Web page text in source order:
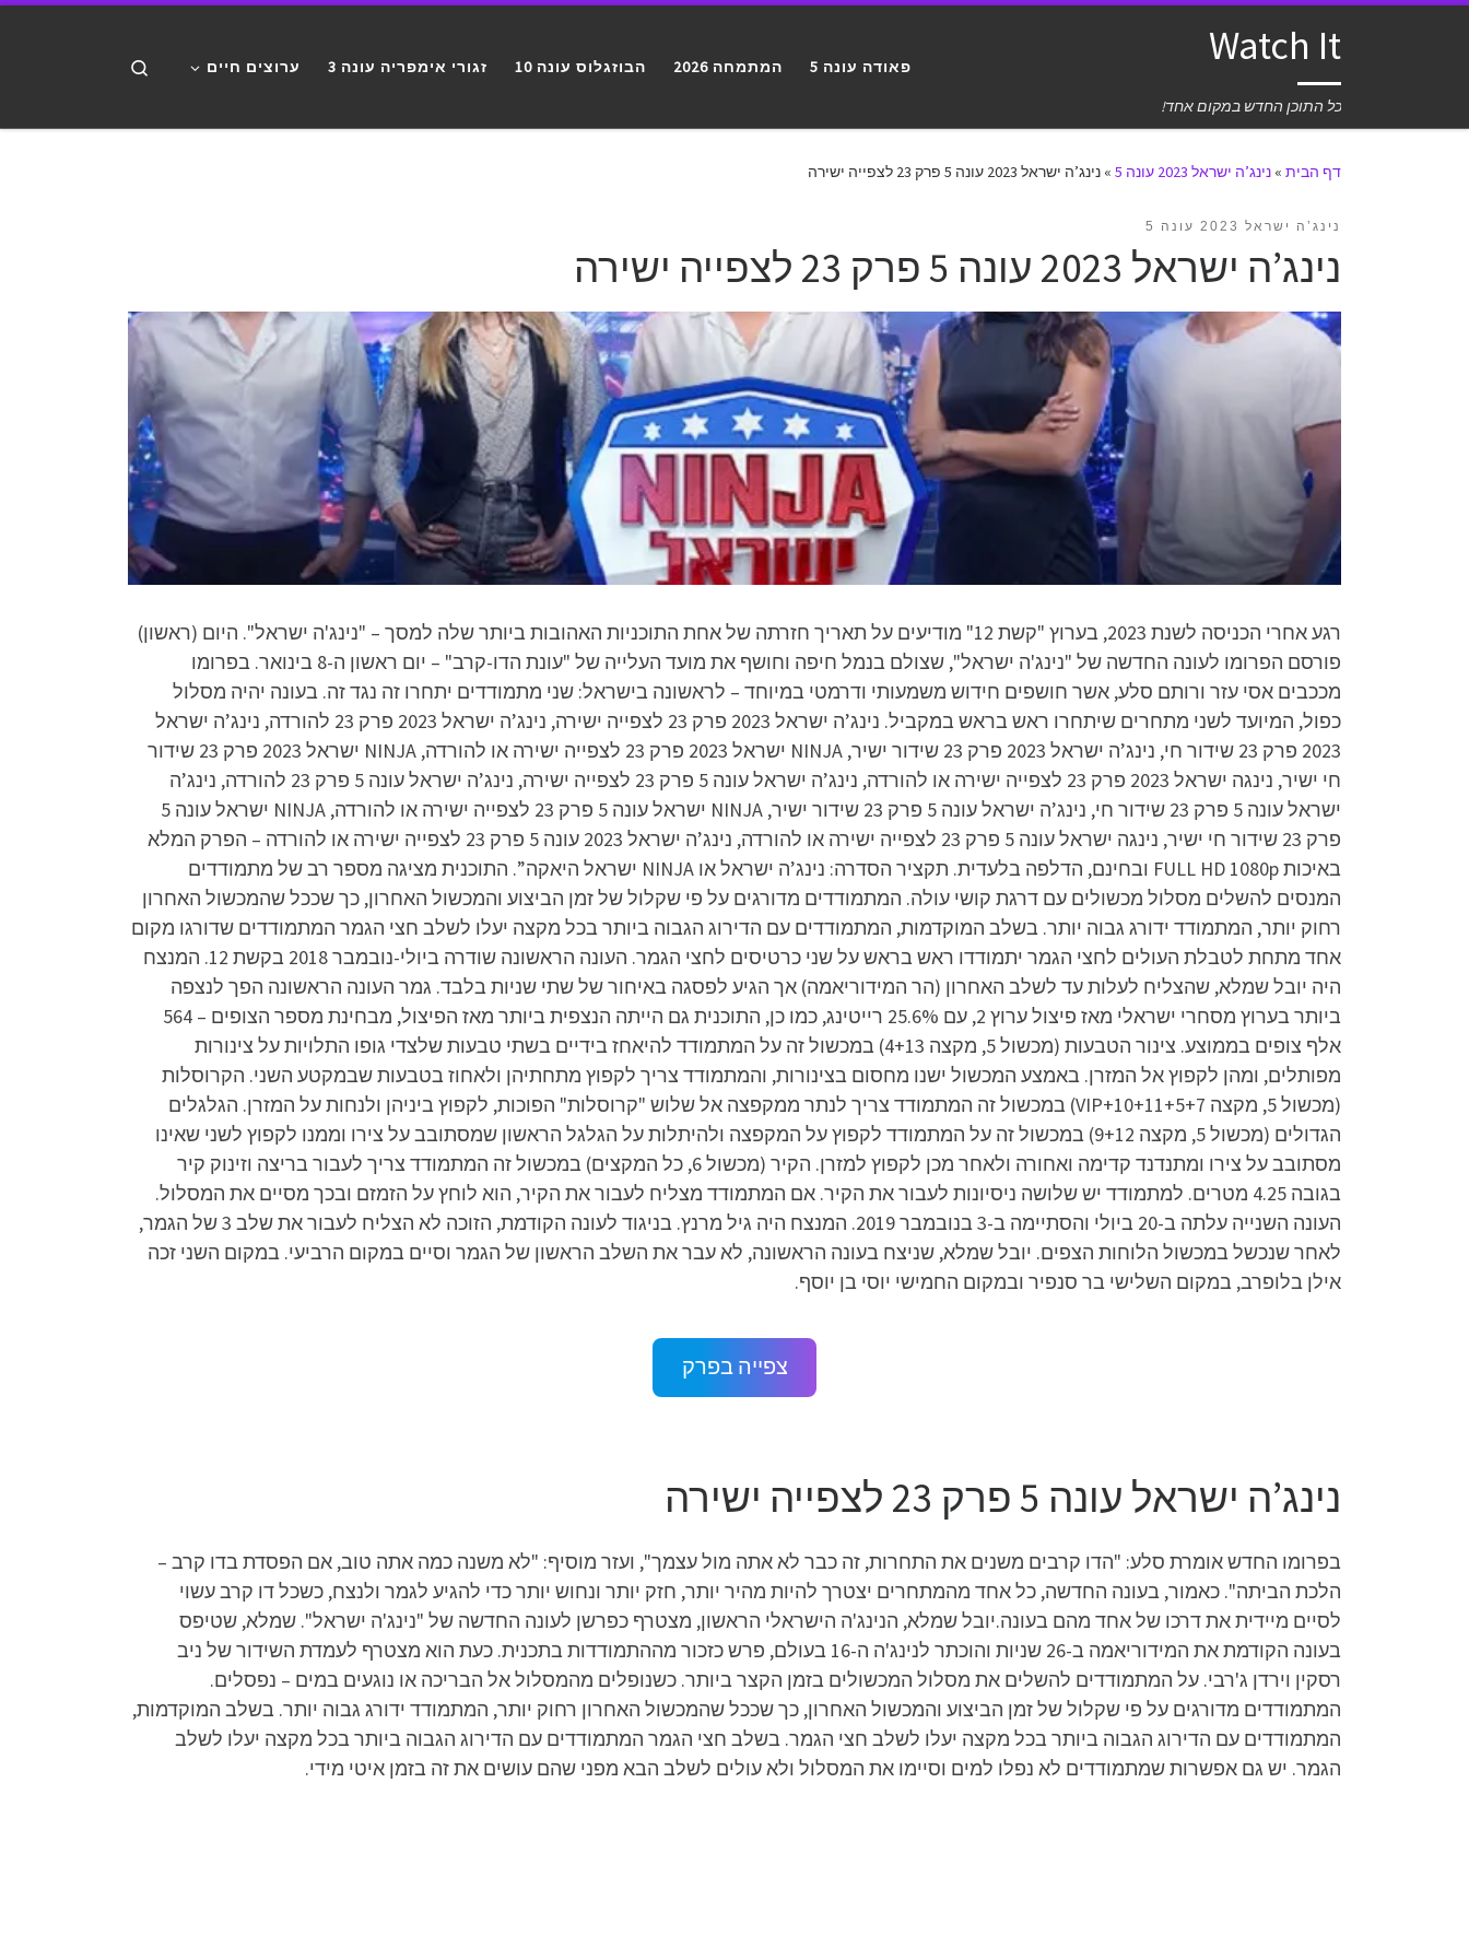
Watch It
כל התוכן החדש במקום אחד!
פאודה עונה 5 המתמחה 2026 הבוזגלוס עונה 10 זגורי אימפריה עונה 3 ערוצים חיים
דף הבית » נינג’ה ישראל 2023 עונה 5 » נינג’ה ישראל 2023 עונה 5 פרק 23 לצפייה ישירה
נינג’ה ישראל 2023 עונה 5
נינג’ה ישראל 2023 עונה 5 פרק 23 לצפייה ישירה
רגע אחרי הכניסה לשנת 2023, בערוץ "קשת 12" מודיעים על תאריך חזרתה של אחת התוכניות האהובות ביותר שלה למסך – "נינג'ה ישראל". היום (ראשון)
פורסם הפרומו לעונה החדשה של "נינג'ה ישראל", שצולם בנמל חיפה וחושף את מועד העלייה של "עונת הדו-קרב" – יום ראשון ה-8 בינואר. בפרומו
מככבים אסי עזר ורותם סלע, אשר חושפים חידוש משמעותי ודרמטי במיוחד – לראשונה בישראל: שני מתמודדים יתחרו זה נגד זה. בעונה יהיה מסלול
כפול, המיועד לשני מתחרים שיתחרו ראש בראש במקביל. נינג’ה ישראל 2023 פרק 23 לצפייה ישירה, נינג’ה ישראל 2023 פרק 23 להורדה, נינג’ה ישראל
2023 פרק 23 שידור חי, נינג’ה ישראל 2023 פרק 23 שידור ישיר, NINJA ישראל 2023 פרק 23 לצפייה ישירה או להורדה, NINJA ישראל 2023 פרק 23 שידור
חי ישיר, נינגה ישראל 2023 פרק 23 לצפייה ישירה או להורדה, נינג’ה ישראל עונה 5 פרק 23 לצפייה ישירה, נינג’ה ישראל עונה 5 פרק 23 להורדה, נינג’ה
ישראל עונה 5 פרק 23 שידור חי, נינג’ה ישראל עונה 5 פרק 23 שידור ישיר, NINJA ישראל עונה 5 פרק 23 לצפייה ישירה או להורדה, NINJA ישראל עונה 5
פרק 23 שידור חי ישיר, נינגה ישראל עונה 5 פרק 23 לצפייה ישירה או להורדה, נינג’ה ישראל 2023 עונה 5 פרק 23 לצפייה ישירה או להורדה – הפרק המלא
באיכות FULL HD 1080p ובחינם, הדלפה בלעדית. תקציר הסדרה: נינג’ה ישראל או NINJA ישראל היאקה”. התוכנית מציגה מספר רב של מתמודדים
המנסים להשלים מסלול מכשולים עם דרגת קושי עולה. המתמודדים מדורגים על פי שקלול של זמן הביצוע והמכשול האחרון, כך שככל שהמכשול האחרון
רחוק יותר, המתמודד ידורג גבוה יותר. בשלב המוקדמות, המתמודדים עם הדירוג הגבוה ביותר בכל מקצה יעלו לשלב חצי הגמר המתמודדים שדורגו מקום
אחד מתחת לטבלת העולים לחצי הגמר יתמודדו ראש בראש על שני כרטיסים לחצי הגמר. העונה הראשונה שודרה ביולי-נובמבר 2018 בקשת 12. המנצח
היה יובל שמלא, שהצליח לעלות עד לשלב האחרון (הר המידוריאמה) אך הגיע לפסגה באיחור של שתי שניות בלבד. גמר העונה הראשונה הפך לנצפה
ביותר בערוץ מסחרי ישראלי מאז פיצול ערוץ 2, עם 25.6% רייטינג, כמו כן, התוכנית גם הייתה הנצפית ביותר מאז הפיצול, מבחינת מספר הצופים – 564
אלף צופים בממוצע. צינור הטבעות (מכשול 5, מקצה 4+13) במכשול זה על המתמודד להיאחז בידיים בשתי טבעות שלצדי גופו התלויות על צינורות
מפותלים, ומהן לקפוץ אל המזרן. באמצע המכשול ישנו מחסום בצינורות, והמתמודד צריך לקפוץ מתחתיהן ולאחוז בטבעות שבמקטע השני. הקרוסלות
(מכשול 5, מקצה 5+7+VIP+10+11) במכשול זה המתמודד צריך לנתר ממקפצה אל שלוש "קרוסלות" הפוכות, לקפוץ ביניהן ולנחות על המזרן. הגלגלים
הגדולים (מכשול 5, מקצה 9+12) במכשול זה על המתמודד לקפוץ על המקפצה ולהיתלות על הגלגל הראשון שמסתובב על צירו וממנו לקפוץ לשני שאינו
מסתובב על צירו ומתנדנד קדימה ואחורה ולאחר מכן לקפוץ למזרן. הקיר (מכשול 6, כל המקצים) במכשול זה המתמודד צריך לעבור בריצה וזינוק קיר
בגובה 4.25 מטרים. למתמודד יש שלושה ניסיונות לעבור את הקיר. אם המתמודד מצליח לעבור את הקיר, הוא לוחץ על הזמזם ובכך מסיים את המסלול.
העונה השנייה עלתה ב-20 ביולי והסתיימה ב-3 בנובמבר 2019. המנצח היה גיל מרנץ. בניגוד לעונה הקודמת, הזוכה לא הצליח לעבור את שלב 3 של הגמר,
לאחר שנכשל במכשול הלוחות הצפים. יובל שמלא, שניצח בעונה הראשונה, לא עבר את השלב הראשון של הגמר וסיים במקום הרביעי. במקום השני זכה
אילן בלופרב, במקום השלישי בר סנפיר ובמקום החמישי יוסי בן יוסף.
צפייה בפרק
נינג’ה ישראל עונה 5 פרק 23 לצפייה ישירה
בפרומו החדש אומרת סלע: "הדו קרבים משנים את התחרות, זה כבר לא אתה מול עצמך", ועזר מוסיף: "לא משנה כמה אתה טוב, אם הפסדת בדו קרב –
הלכת הביתה". כאמור, בעונה החדשה, כל אחד מהמתחרים יצטרך להיות מהיר יותר, חזק יותר ונחוש יותר כדי להגיע לגמר ולנצח, כשכל דו קרב עשוי
לסיים מיידית את דרכו של אחד מהם בעונה.יובל שמלא, הנינג'ה הישראלי הראשון, מצטרף כפרשן לעונה החדשה של "נינג'ה ישראל". שמלא, שטיפס
בעונה הקודמת את המידוריאמה ב-26 שניות והוכתר לנינג'ה ה-16 בעולם, פרש כזכור מההתמודדות בתכנית. כעת הוא מצטרף לעמדת השידור של ניב
רסקין וירדן ג'רבי. על המתמודדים להשלים את מסלול המכשולים בזמן הקצר ביותר. כשנופלים מהמסלול אל הבריכה או נוגעים במים – נפסלים.
המתמודדים מדורגים על פי שקלול של זמן הביצוע והמכשול האחרון, כך שככל שהמכשול האחרון רחוק יותר, המתמודד ידורג גבוה יותר. בשלב המוקדמות,
המתמודדים עם הדירוג הגבוה ביותר בכל מקצה יעלו לשלב חצי הגמר. בשלב חצי הגמר המתמודדים עם הדירוג הגבוה ביותר בכל מקצה יעלו לשלב
הגמר. יש גם אפשרות שמתמודדים לא נפלו למים וסיימו את המסלול ולא עולים לשלב הבא מפני שהם עושים את זה בזמן איטי מידי.